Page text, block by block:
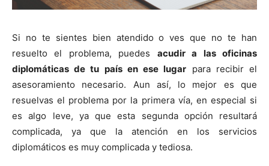
Si no te sientes bien atendido o ves que no te han
resuelto el problema, puedes acudir a las oficinas
diplomáticas de tu país en ese lugar para recibir el
asesoramiento necesario. Aun así, lo mejor es que
resuelvas el problema por la primera vía, en especial si
es algo leve, ya que esta segunda opción resultará
complicada, ya que la atención en los servicios
diplomáticos es muy complicada y tediosa.